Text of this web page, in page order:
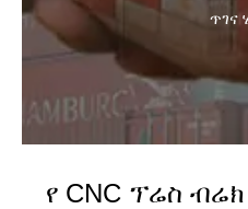
ጥገና
የ CNC ፕሬስ